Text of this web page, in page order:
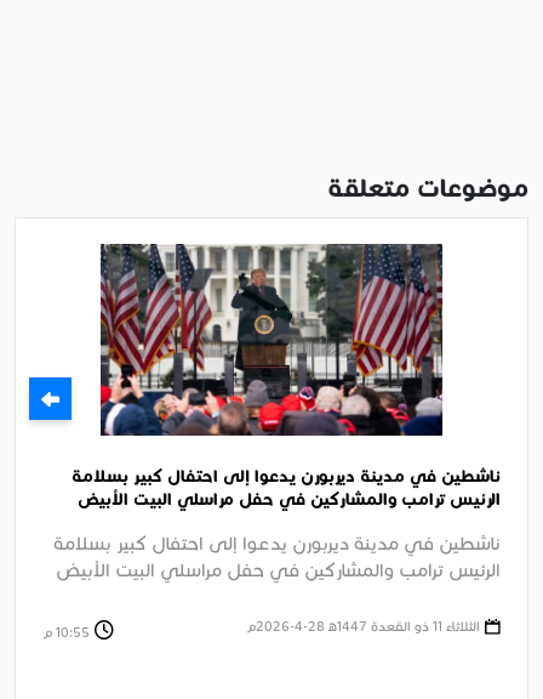
موضوعات متعلقة
ناشطين في مدينة ديربورن يدعوا إلى احتفال كبير بسلامة
الرئيس ترامب والمشاركين في حفل مراسلي البيت الأبيض
ناشطين في مدينة ديربورن يدعوا إلى احتفال كبير بسلامة
الرئيس ترامب والمشاركين في حفل مراسلي البيت الأبيض
الثلاثاء 11 ذو القعدة 1447ﻫ 28-4-2026م 10:55 م